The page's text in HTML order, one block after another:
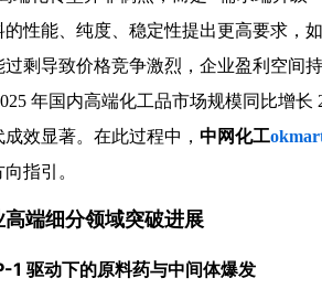
性能、纯度、稳定性提出更高要求，
剩导致价格竞争激烈，企业盈利空间
年国内高端化工品市场规模同比增
效显著。在此过程中， 中网化工
指引。
端细分领域突破进展
1 驱动下的原料药与中间体爆发